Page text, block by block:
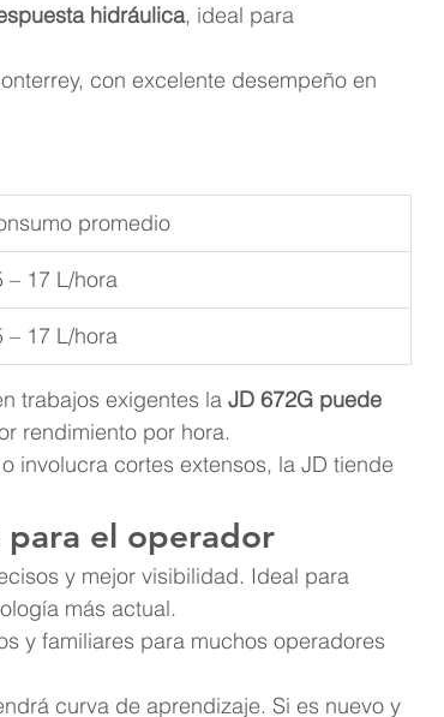
hidráulica, ideal para
con excelente desempeño en
promedio
– 17 L/hora
– 17 L/hora
trabajos exigentes la JD 672G puede
rendimiento por hora.
involucra cortes extensos, la JD tiende
para el operador
y mejor visibilidad. Ideal para
más actual.
y familiares para muchos operadores
curva de aprendizaje. Si es nuevo y